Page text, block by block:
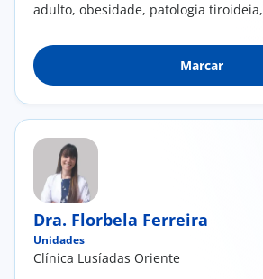
adulto, obesidade, patologia tiroideia,
tumores neuroendócrinos.
Marcar
Dra. Florbela Ferreira
Unidades
Clínica Lusíadas Oriente